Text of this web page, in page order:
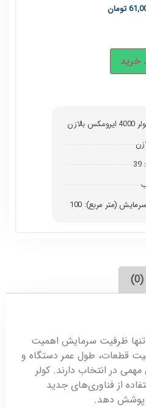
تومان
خرید
(متر مربع): 100
تنها ظرفیت سرمایش اهمیت
قطعات، طول عمر دستگاه و
در انتخاب دارند. کولر
از فناوری‌های جدید
پوشش دهد.